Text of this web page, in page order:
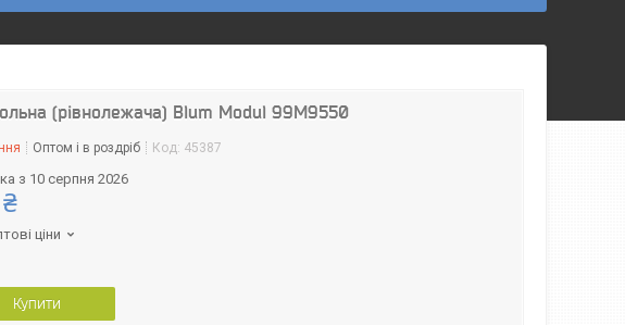
(рівнолежача) Blum Modul 99M9550
Оптом і в роздріб Код: 45387
з 10 серпня 2026
ціни
Купити